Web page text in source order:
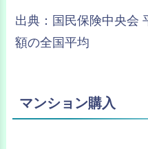
出典：国民保険中央会
額の全国平均
マンション購入